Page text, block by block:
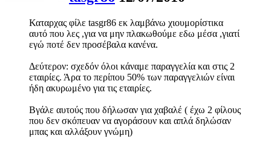
Καταρχας φίλε tasgr86 εκ λαμβάνω χιουμορίστικα
αυτό που λες ,για να μην πλακωθούμε εδω μέσα ,γιατί
εγώ ποτέ δεν προσέβαλα κανένα.
Δεύτερον: σχεδόν όλοι κάναμε παραγγελία και στις 2
εταιρίες. Άρα το περίπου 50% των παραγγελιών είναι
ήδη ακυρωμένο για τις εταιρίες.
Βγάλε αυτούς που δήλωσαν για χαβαλέ ( έχω 2 φίλους
που δεν σκόπευαν να αγοράσουν και απλά δηλώσαν
μπας και αλλάξουν γνώμη)